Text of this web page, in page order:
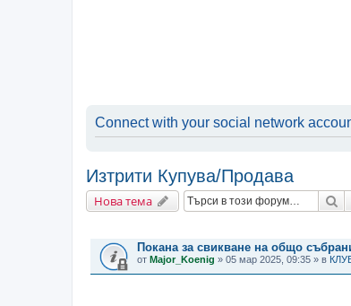
Connect with your social network
Изтрити Купува/Продава
Нова тема
Покана за свикване на общо
от Major_Koenig » 05 мар 2025, 09:35 » в